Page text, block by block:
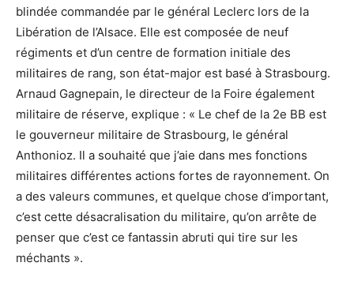
blindée commandée par le général Leclerc lors de la
Libération de l’Alsace. Elle est composée de neuf
régiments et d’un centre de formation initiale des
militaires de rang, son état-major est basé à Strasbourg.
Arnaud Gagnepain, le directeur de la Foire également
militaire de réserve, explique : « Le chef de la 2e BB est
le gouverneur militaire de Strasbourg, le général
Anthonioz. Il a souhaité que j’aie dans mes fonctions
militaires différentes actions fortes de rayonnement. On
a des valeurs communes, et quelque chose d’important,
c’est cette désacralisation du militaire, qu’on arrête de
penser que c’est ce fantassin abruti qui tire sur les
méchants ».